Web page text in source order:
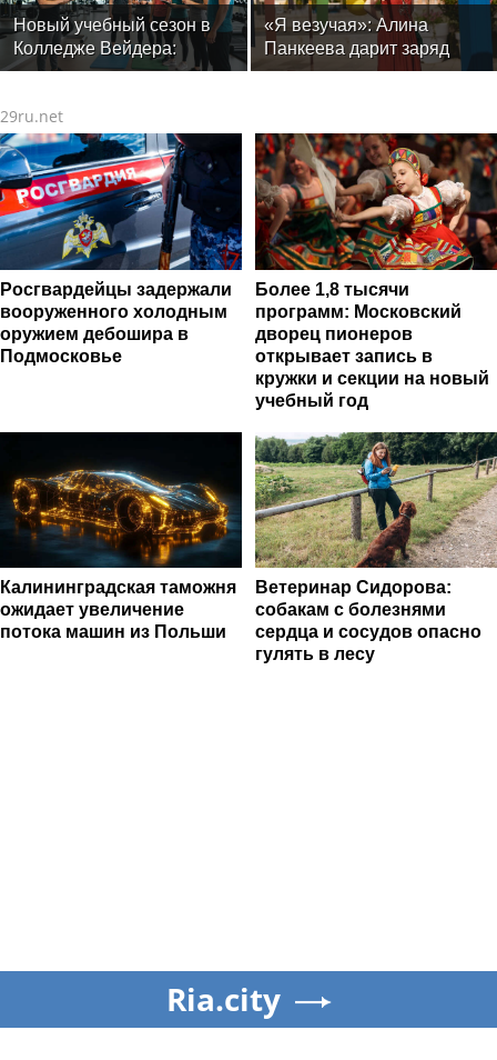
Новый учебный сезон в
Колледже Вейдера:
стартовали очные
фитнес-тренеров и
специалистов индустрии
здоровья
«Я везучая»: Алина
Панкеева дарит заряд
уверенности в новом
29ru.net
Росгвардейцы задержали
вооруженного холодным
оружием дебошира в
Подмосковье
Более 1,8 тысячи
программ: Московский
дворец пионеров
открывает запись в
кружки и секции на новый
учебный год
Калининградская таможня
ожидает увеличение
потока машин из Польши
Ветеринар Сидорова:
собакам с болезнями
сердца и сосудов опасно
гулять в лесу
Ria.city